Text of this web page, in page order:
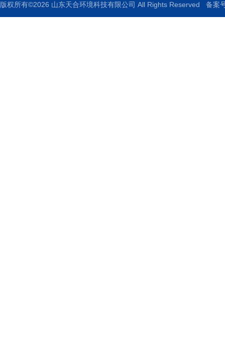
版权所有©2026 山东天合环境科技有限公司 All Rights Reserved 备案